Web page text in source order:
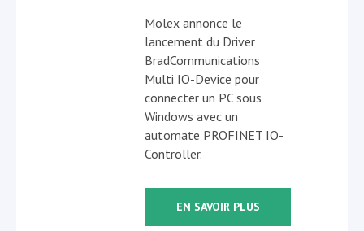
Molex annonce le
lancement du Driver
BradCommunications
Multi IO-Device pour
connecter un PC sous
Windows avec un
automate PROFINET IO-
Controller.
EN SAVOIR PLUS